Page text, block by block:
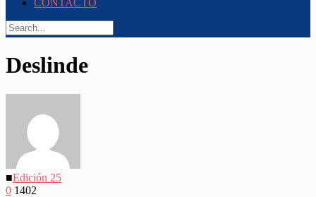
CONTACTO
Deslinde
■Edición 25
0 1402